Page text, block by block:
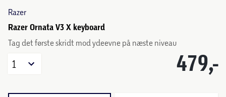
Razer
Razer Ornata V3 X keyboard
Tag det første skridt mod ydeevne på næste niveau
479,-
1